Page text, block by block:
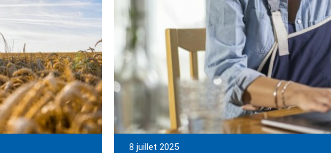
8 juillet 2025